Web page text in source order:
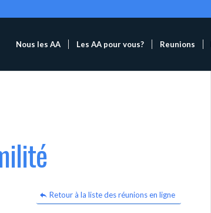
Nous les AA Les AA pour vous? Reunions
Retour à la liste des réunions en ligne